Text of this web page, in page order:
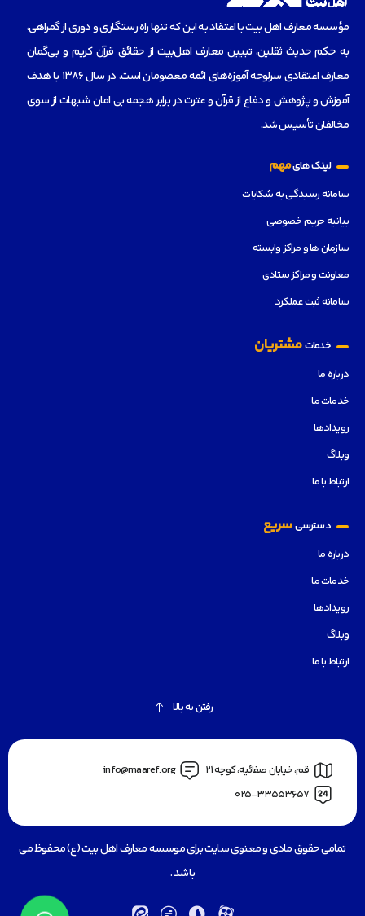
مؤسسه‌ معارف اهل بیت با اعتقاد به این که تنها راه رستگاری و دوری از گمراهی،
به حکم حدیث ثقلین، تبیین معارف اهل‌بیت از حقائق قرآن کریم و بی‌گمان
معارف اعتقادی سرلوحه آموزه‌های ائمه معصومان است، در سال 1386 با هدف
آموزش و پژوهش و دفاع از قرآن و عترت در برابر هجمه بی امان شبهات از سوی
مخالفان تأسیس شد.
لینک هایمهم
سامانه رسیدگی به شکایات
بیانیه حریم خصوصی
سازمان ها و مراکز وابسته
معاونت و مراکز ستادی
سامانه ثبت عملکرد
خدماتمشتریان
درباره ما
خدمات ما
رویدادها
وبلاگ
ارتباط با ما
دسترسیسریع
درباره ما
خدمات ما
رویدادها
وبلاگ
ارتباط با ما
رفتن به بالا
قم، خیابان صفائیه، کوچه 21
info@maaref.org
025-33553657
تمامی حقوق مادی و معنوی سایت برای موسسه معارف اهل بیت (ع) محفوظ می
باشد .